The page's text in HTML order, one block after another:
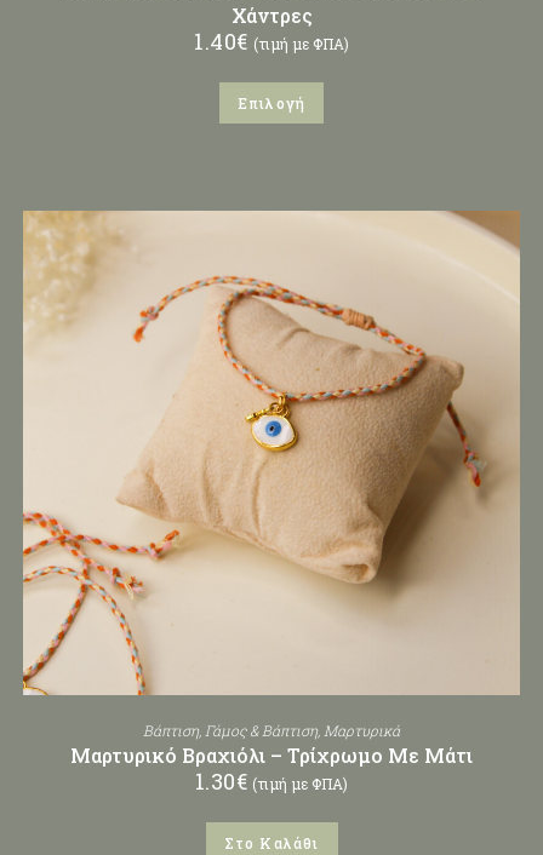
Χάντρες
1.40€ (τιμή με ΦΠΑ)
Επιλογή
Βάπτιση,Γάμος & Βάπτιση,Μαρτυρικά
Μαρτυρικό Βραχιόλι – Τρίχρωμο Με Μάτι
1.30€ (τιμή με ΦΠΑ)
Στο Καλάθι